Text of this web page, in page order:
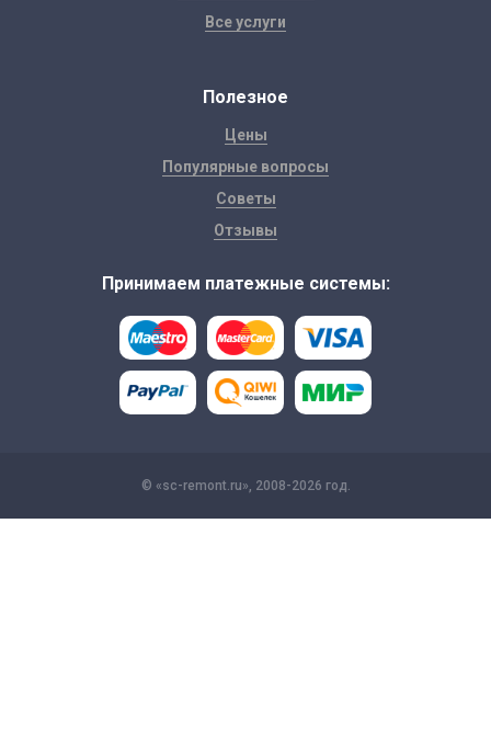
Все услуги
Полезное
Цены
Популярные вопросы
Советы
Отзывы
Принимаем платежные системы:
© «sc-remont.ru», 2008-2026 год.